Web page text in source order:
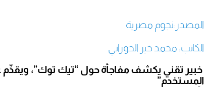
المصدر:نجوم مصرية
الكاتب: محمد خير الحوراني
خبير تقني يكشف مفاجأة حول “تيك توك”، ويقدِّم
المستخدم”